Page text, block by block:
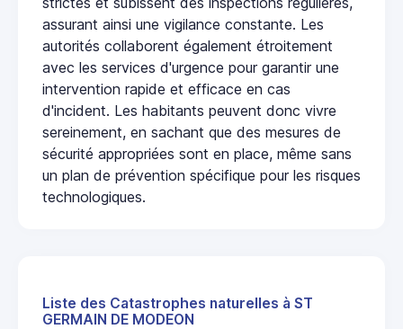
assurant ainsi une vigilance constante. Les
autorités collaborent également étroitement
avec les services d'urgence pour garantir une
intervention rapide et efficace en cas
d'incident. Les habitants peuvent donc vivre
sereinement, en sachant que des mesures de
sécurité appropriées sont en place, même sans
un plan de prévention spécifique pour les risques
technologiques.
Liste des Catastrophes naturelles à ST
GERMAIN DE MODEON